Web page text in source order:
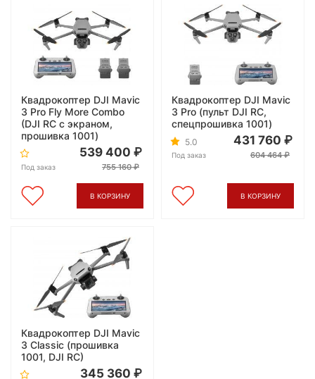
Квадрокоптер DJI Mavic
3 Pro Fly More Combo
(DJI RC с экраном,
прошивка 1001)
Под заказ
539 400
755 160
В КОРЗИНУ
Квадрокоптер DJI Mavic
3 Pro (пульт DJI RC,
спецпрошивка 1001)
5.0
Под заказ
431 760
604 464
В КОРЗИНУ
Квадрокоптер DJI Mavic
3 Classic (прошивка
1001, DJI RC)
345 360